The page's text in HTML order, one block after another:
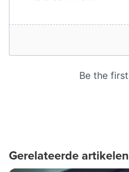
Gerelateerde artikelen